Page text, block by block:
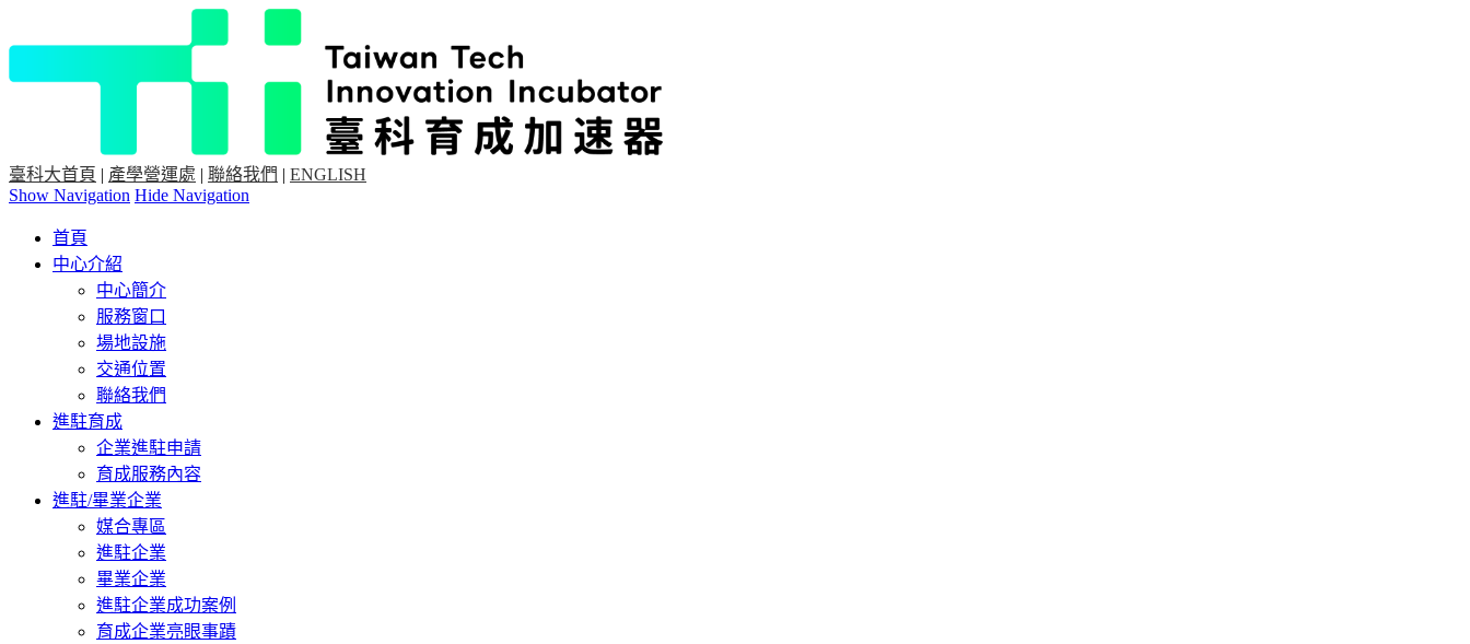
臺科大首頁 | 產學營運處 | 聯絡我們 | ENGLISH
Show Navigation Hide Navigation
首頁
中心介紹
中心簡介
服務窗口
場地設施
交通位置
聯絡我們
進駐育成
企業進駐申請
育成服務內容
進駐/畢業企業
媒合專區
進駐企業
畢業企業
進駐企業成功案例
育成企業亮眼事蹟